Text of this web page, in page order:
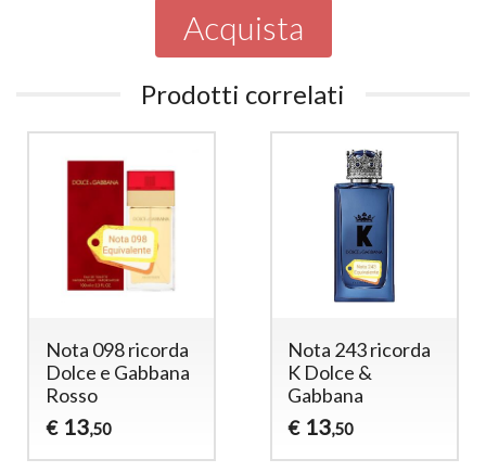
Acquista
Prodotti correlati
Nota 098 ricorda
Dolce e Gabbana
Rosso
€ 13,50
Nota 243 ricorda
K Dolce &
Gabbana
€ 13,50